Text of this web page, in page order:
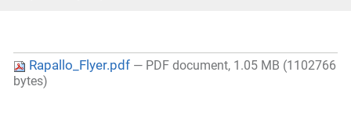
Rapallo_Flyer.pdf — PDF document, 1.05 MB (1102766
bytes)